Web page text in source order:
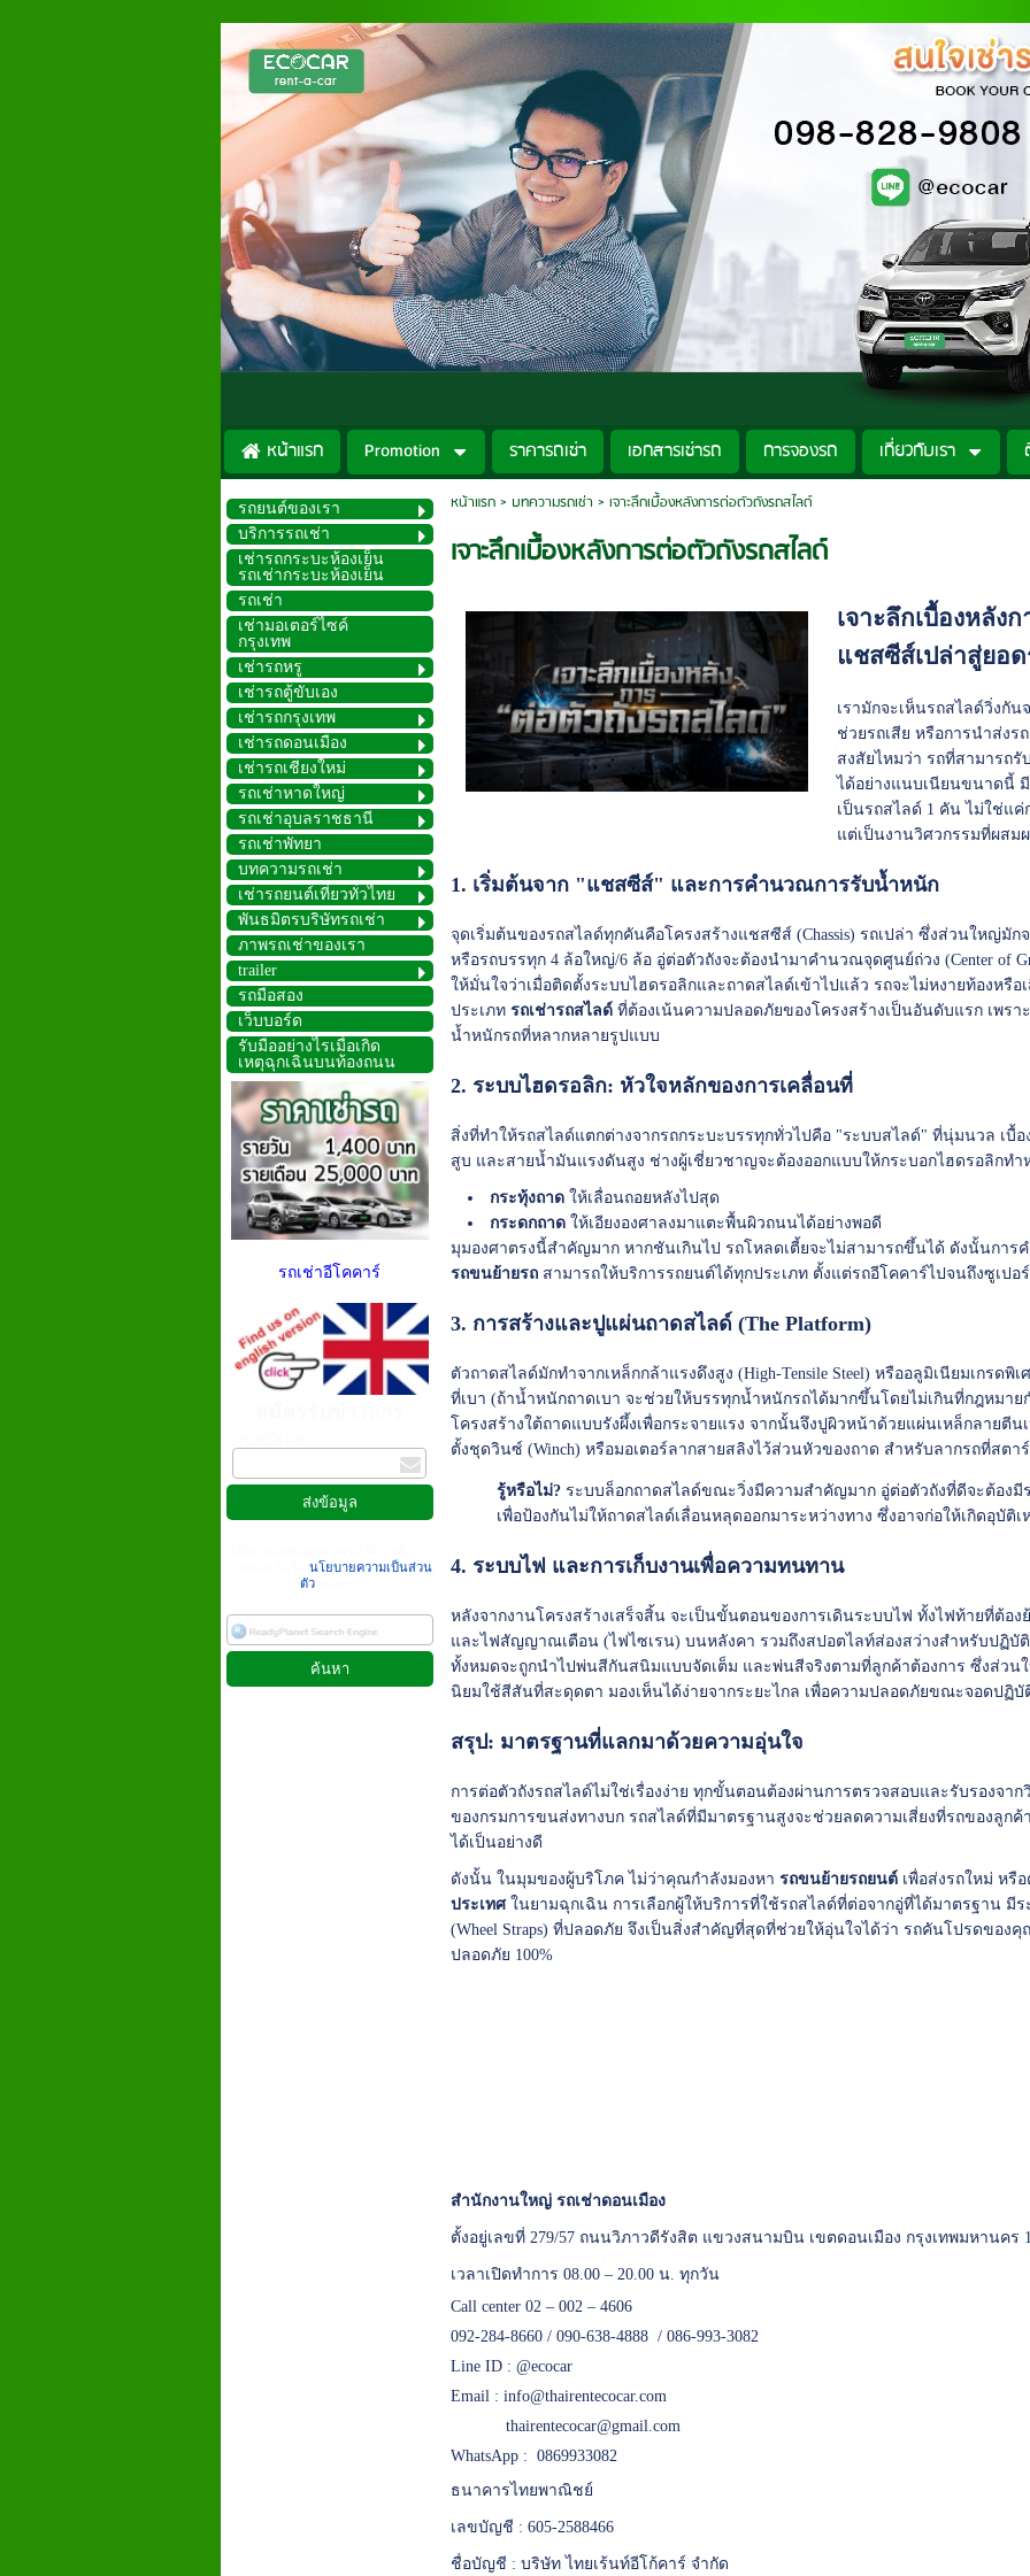
หน้าแรก Promotion ราคารถเช่า เอกสารเช่ารถ การจองรถ เกี่ยวกับเรา
รถยนต์ของเรา
บริการรถเช่า
เช่ารถกระบะห้องเย็น
รถเช่ากระบะห้องเย็น
รถเช่า
เช่ามอเตอร์ไซค์
กรุงเทพ
เช่ารถหรู
เช่ารถตู้ขับเอง
เช่ารถกรุงเทพ
เช่ารถดอนเมือง
เช่ารถเชียงใหม่
รถเช่าหาดใหญ่
รถเช่าอุบลราชธานี
รถเช่าพัทยา
บทความรถเช่า
เช่ารถยนต์เที่ยวทั่วไทย
พันธมิตรบริษัทรถเช่า
ภาพรถเช่าของเรา
trailer
รถมือสอง
เว็บบอร์ด
รับมืออย่างไรเมื่อเกิด
เหตุฉุกเฉินบนท้องถนน
รถเช่าอีโคคาร์
นโยบายความเป็นส่วน
ตัว
หน้าแรก> บทความรถเช่า > เจาะลึกเบื้องหลังการต่อตัวถังรถสไลด์
เจาะลึกเบื้องหลังการต่อตัวถังรถสไลด์
เจาะลึกเบื้องหลัง
แชสซีส์เปล่าสู่ยอ
เรามักจะเห็นรถสไลด์วิ่งกั
ช่วยรถเสีย หรือการนำส่งร
สงสัยไหมว่า รถที่สามารถ
ได้อย่างแนบเนียนขนาดนี้ มี
เป็นรถสไลด์ 1 คัน ไม่ใช่แค่
แต่เป็นงานวิศวกรรมที่ผสม
1. เริ่มต้นจาก "แชสซีส์" และการคำนวณการรับน้ำหนัก
จุดเริ่มต้นของรถสไลด์ทุกคันคือโครงสร้างแชสซีส์ (Chassis) รถเปล่า ซึ่งส่วนใหญ่มั
หรือรถบรรทุก 4 ล้อใหญ่/6 ล้อ อู่ต่อตัวถังจะต้องนำมาคำนวณจุดศูนย์ถ่วง (Center of
ให้มั่นใจว่าเมื่อติดตั้งระบบไฮดรอลิกและถาดสไลด์เข้าไปแล้ว รถจะไม่หงายท้องหรื
ประเภทรถเช่ารถสไลด์ ที่ต้องเน้นความปลอดภัยของโครงสร้างเป็นอันดับแรก เพรา
น้ำหนักรถที่หลากหลายรูปแบบ
2. ระบบไฮดรอลิก: หัวใจหลักของการเคลื่อนที่
สิ่งที่ทำให้รถสไลด์แตกต่างจากรถกระบะบรรทุกทั่วไปคือ "ระบบสไลด์" ที่นุ่มนวล เบื้
สูบ และสายน้ำมันแรงดันสูง ช่างผู้เชี่ยวชาญจะต้องออกแบบให้กระบอกไฮดรอลิกทำ
กระทุ้งถาด ให้เลื่อนถอยหลังไปสุด
กระดกถาด ให้เอียงองศาลงมาแตะพื้นผิวถนนได้อย่างพอดี
มุมองศาตรงนี้สำคัญมาก หากชันเกินไป รถโหลดเตี้ยจะไม่สามารถขึ้นได้ ดังนั้นการ
รถขนย้ายรถ สามารถให้บริการรถยนต์ได้ทุกประเภท ตั้งแต่รถอีโคคาร์ไปจนถึงซูเปอ
3. การสร้างและปูแผ่นถาดสไลด์ (The Platform)
ตัวถาดสไลด์มักทำจากเหล็กกล้าแรงดึงสูง (High-Tensile Steel) หรืออลูมิเนียมเกรด
ที่เบา (ถ้าน้ำหนักถาดเบา จะช่วยให้บรรทุกน้ำหนักรถได้มากขึ้นโดยไม่เกินที่กฎหมา
โครงสร้างใต้ถาดแบบรังผึ้งเพื่อกระจายแรง จากนั้นจึงปูผิวหน้าด้วยแผ่นเหล็กลายตีนเ
ตั้งชุดวินซ์ (Winch) หรือมอเตอร์ลากสายสลิงไว้ส่วนหัวของถาด สำหรับลากรถที่สต
รู้หรือไม่? ระบบล็อกถาดสไลด์ขณะวิ่งมีความสำคัญมาก อู่ต่อตัวถังที่ดีจะต้องมี
เพื่อป้องกันไม่ให้ถาดสไลด์เลื่อนหลุดออกมาระหว่างทาง ซึ่งอาจก่อให้เกิดอุบัติ
4. ระบบไฟ และการเก็บงานเพื่อความทนทาน
หลังจากงานโครงสร้างเสร็จสิ้น จะเป็นขั้นตอนของการเดินระบบไฟ ทั้งไฟท้ายที่ต้อ
และไฟสัญญาณเตือน (ไฟไซเรน) บนหลังคา รวมถึงสปอตไลท์ส่องสว่างสำหรับปฏิบั
ทั้งหมดจะถูกนำไปพ่นสีกันสนิมแบบจัดเต็ม และพ่นสีจริงตามที่ลูกค้าต้องการ ซึ่งส่วน
นิยมใช้สีสันที่สะดุดตา มองเห็นได้ง่ายจากระยะไกล เพื่อความปลอดภัยขณะจอดปฏิ
สรุป: มาตรฐานที่แลกมาด้วยความอุ่นใจ
การต่อตัวถังรถสไลด์ไม่ใช่เรื่องง่าย ทุกขั้นตอนต้องผ่านการตรวจสอบและรับรองจา
ของกรมการขนส่งทางบก รถสไลด์ที่มีมาตรฐานสูงจะช่วยลดความเสี่ยงที่รถของลูกค้
ได้เป็นอย่างดี
ดังนั้น ในมุมของผู้บริโภค ไม่ว่าคุณกำลังมองหารถขนย้ายรถยนต์ เพื่อส่งรถใหม่ หรื
ประเทศในยามฉุกเฉิน การเลือกผู้ให้บริการที่ใช้รถสไลด์ที่ต่อจากอู่ที่ได้มาตรฐาน
(Wheel Straps) ที่ปลอดภัย จึงเป็นสิ่งสำคัญที่สุดที่ช่วยให้อุ่นใจได้ว่า รถคันโปรดของ
ปลอดภัย 100%
สำนักงานใหญ่ รถเช่าดอนเมือง
ตั้งอยู่เลขที่ 279/57 ถนนวิภาวดีรังสิต แขวงสนามบิน เขตดอนเมือง กรุงเทพมหานคร
เวลาเปิดทำการ 08.00 – 20.00 น. ทุกวัน
Call center 02 – 002 – 4606
092-284-8660 / 090-638-4888 / 086-993-3082
Line ID :@ecocar
Email :info@thairentecocar.com
thairentecocar@gmail.com
WhatsApp : 0869933082
ธนาคารไทยพาณิชย์
เลขบัญชี : 605-2588466
ชื่อบัญชี : บริษัท ไทยเร้นท์อีโก้คาร์ จำกัด